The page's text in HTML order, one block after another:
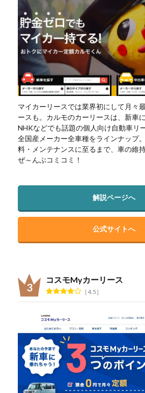
マイカーリースでは業界初にして月々
ースも。カルモのカーリースは、新車
NHKなどでも話題の個人向け自動車リ
全国産メーカー全車種をラインナップ
料・メンテナンスに至るまで、車の維
ぜ～んぶコミコミ！
解説ページへ
公式サイトへ
コスモMyカーリース
4.5